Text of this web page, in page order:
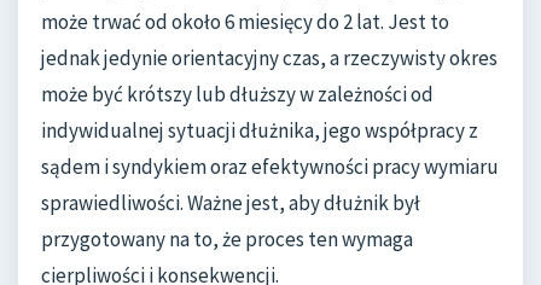
może trwać od około 6 miesięcy do 2 lat. Jest to
jednak jedynie orientacyjny czas, a rzeczywisty okres
może być krótszy lub dłuższy w zależności od
indywidualnej sytuacji dłużnika, jego współpracy z
sądem i syndykiem oraz efektywności pracy wymiaru
sprawiedliwości. Ważne jest, aby dłużnik był
przygotowany na to, że proces ten wymaga
cierpliwości i konsekwencji.